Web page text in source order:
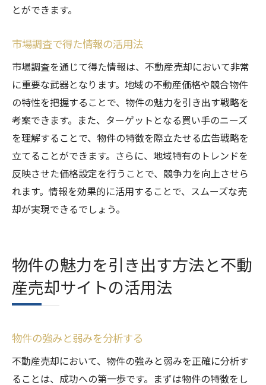
とができます。
市場調査で得た情報の活用法
市場調査を通じて得た情報は、不動産売却において非常
に重要な武器となります。地域の不動産価格や競合物件
の特性を把握することで、物件の魅力を引き出す戦略を
考案できます。また、ターゲットとなる買い手のニーズ
を理解することで、物件の特徴を際立たせる広告戦略を
立てることができます。さらに、地域特有のトレンドを
反映させた価格設定を行うことで、競争力を向上させら
れます。情報を効果的に活用することで、スムーズな売
却が実現できるでしょう。
物件の魅力を引き出す方法と不動
産売却サイトの活用法
物件の強みと弱みを分析する
不動産売却において、物件の強みと弱みを正確に分析す
ることは、成功への第一歩です。まずは物件の特徴をし